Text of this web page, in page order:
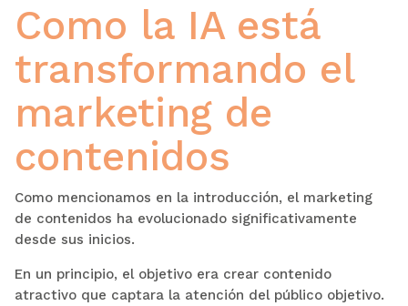
Como la IA está
transformando el
marketing de
contenidos
Como mencionamos en la introducción, el marketing
de contenidos ha evolucionado significativamente
desde sus inicios.
En un principio, el objetivo era crear contenido
atractivo que captara la atención del público objetivo.